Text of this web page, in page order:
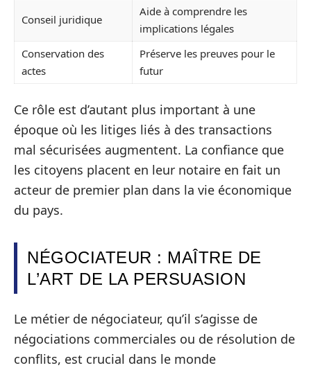
Conseil juridique
Aide à comprendre les
implications légales
Conservation des
actes
Préserve les preuves pour le
futur
Ce rôle est d’autant plus important à une
époque où les litiges liés à des transactions
mal sécurisées augmentent. La confiance que
les citoyens placent en leur notaire en fait un
acteur de premier plan dans la vie économique
du pays.
NÉGOCIATEUR : MAÎTRE DE
L’ART DE LA PERSUASION
Le métier de négociateur, qu’il s’agisse de
négociations commerciales ou de résolution de
conflits, est crucial dans le monde